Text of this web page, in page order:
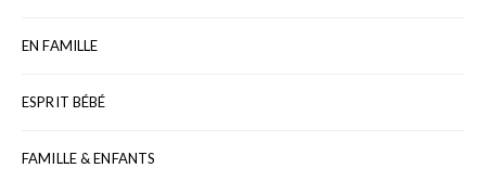
EN FAMILLE
ESPRIT BÉBÉ
FAMILLE & ENFANTS